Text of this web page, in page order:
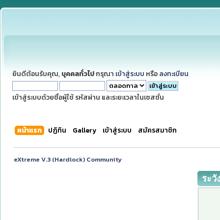
ยินดีต้อนรับคุณ, บุคคลทั่วไปกรุณา เข้าสู่ระบบ หรือ ลงทะเบียน
เข้าสู่ระบบด้วยชื่อผู้ใช้ รหัสผ่าน และระยะเวลาในเซสชั่น
หน้าแรก ปฏิทิน Gallery เข้าสู่ระบบ สมัครสมาชิก
eXtreme V.3 (Hardlock) Community
ระวั